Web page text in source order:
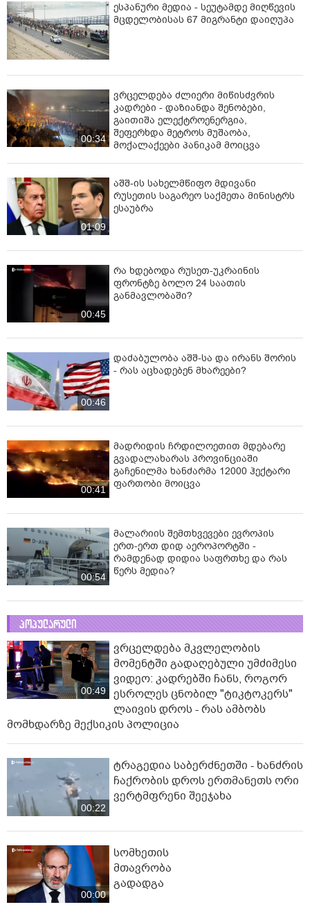
ესპანური მედია - სეუტამდე მიღწევის
მცდელობისას 67 მიგრანტი დაიღუპა
00:34
ვრცელდება ძლიერი მიწისძვრის
კადრები - დაზიანდა შენობები,
გაითიშა ელექტროენერგია,
შეფერხდა მეტროს მუშაობა,
მოქალაქეები პანიკამ მოიცვა
01:09
აშშ-ის სახელმწიფო მდივანი
რუსეთის საგარეო საქმეთა მინისტრს
ესაუბრა
00:45
რა ხდებოდა რუსეთ-უკრაინის
ფრონტზე ბოლო 24 საათის
განმავლობაში?
00:46
დაძაბულობა აშშ-სა და ირანს შორის
- რას აცხადებენ მხარეები?
00:41
მადრიდის ჩრდილოეთით მდებარე
გვადალახარას პროვინციაში
გაჩენილმა ხანძარმა 12000 ჰექტარი
ფართობი მოიცვა
00:54
მალარიის შემთხვევები ევროპის
ერთ-ერთ დიდ აეროპორტში -
რამდენად დიდია საფრთხე და რას
წერს მედია?
პოპულარული
00:49
ვრცელდება მკვლელობის
მომენტში გადაღებული უმძიმესი
ვიდეო: კადრებში ჩანს, როგორ
ესროლეს ცნობილ "ტიკტოკერს"
ლაივის დროს - რას ამბობს
მომხდარზე მექსიკის პოლიცია
00:22
ტრაგედია საბერძნეთში - ხანძრის
ჩაქრობის დროს ერთმანეთს ორი
ვერტმფრენი შეეჯახა
00:00
სომხეთის
მთავრობა
გადადგა